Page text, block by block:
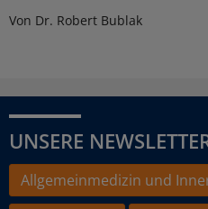
Von Dr. Robert Bublak
UNSERE
Allgemeinmedizin und